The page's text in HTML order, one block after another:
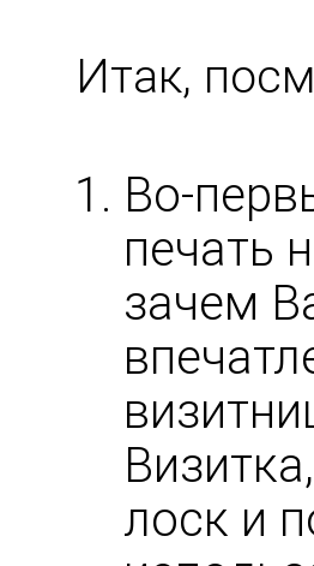
Итак,
Во-
печать
зачем
лоск и